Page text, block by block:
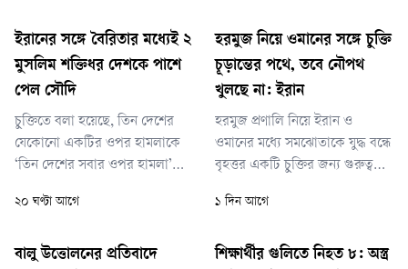
ইরানের সঙ্গে বৈরিতার মধ্যেই ২
মুসলিম শক্তিধর দেশকে পাশে
পেল সৌদি
চুক্তিতে বলা হয়েছে, তিন দেশের
যেকোনো একটির ওপর হামলাকে
‘তিন দেশের সবার ওপর হামলা’
দেশের প্রকাশিত এক যৌথ
উদ্দেশ্য হলো ‘যেকোনো ধরনের
২০ ঘণ্টা আগে
হরমুজ নিয়ে ওমানের সঙ্গে চুক্তি
চূড়ান্তের পথে, তবে নৌপথ
খুলছে না: ইরান
হরমুজ প্রণালি নিয়ে ইরান ও
ওমানের মধ্যে সমঝোতাকে যুদ্ধ বন্ধে
বৃহত্তর একটি চুক্তির জন্য গুরুত্বপূর্ণ
ফেব্রুয়ারি ইরানে যুক্তরাষ্ট্র ও
শুরু হয়। এর পর বিশ্বের গুরুত্বপূর্ণ
১ দিন আগে
বালু উত্তোলনের প্রতিবাদে
শিক্ষার্থীর গুলিতে নিহত ৮: অস্ত্র